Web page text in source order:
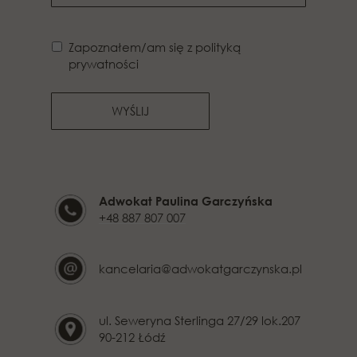
ul. Seweryna Sterlinga 27/29 lok.207
90-212 Łódź
kancelaria@adwokatgarczynska.pl
Adwokat Paulina Garczyńska
+48 887 807 007
Zapoznałem/am się z polityką
prywatności
WYŚLIJ